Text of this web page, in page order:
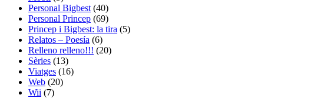
Personal Bigbest (40)
Personal Princep (69)
Princep i Bigbest: la tira (5)
Relatos – Poesía (6)
Relleno relleno!!! (20)
Sèries (13)
Viatges (16)
Web (20)
Wii (7)